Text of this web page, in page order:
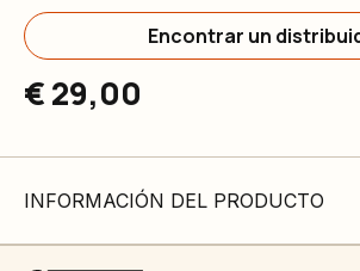
Encontrar un
€ 29,00
INFORMACIÓN DEL PRODUCTO